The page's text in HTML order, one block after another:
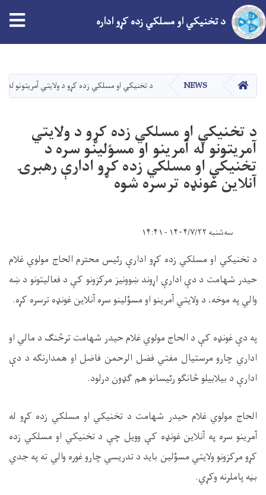
دانګل
د تخنیکي او مسلکي زده کړو اداره
کور NEWS د تخنیکي او مسلکي زده کړو د ولایتي آمریتونو
د تخنیکي او مسلکي زده کړو د ولایتي
آمریتونو له آمرینو او مسؤلینو سره د
تخنیکي او مسلکي زده کړو ادارې رهبرۍ
آنلاین غونډه ترسره شوه
سه‌شنبه ۱۴۰۴/۷/۲۲ - ۱۴:۴۱
د تخنیکي او مسلکي زده کړو ادارې رئیس محترم الحاج مولوي غلام
حیدر شهامت د دې ادارې اړوند ښوونیز مرکزونو کې د فعالیتونو د ښه
والي په موخه، د ولایتي آمرینو او مسؤلینو سره آنلاین غونډه ترسره کړه.
په دې غونډه کې د الحاج مولوي غلام حیدر شهامت ترڅنګ د مالي او
اداري چارو مرستیال مفتي فضل الرحمن فاضل او همدارنګه د دې
ادارې د بیلابیلو څانګو رئیسانو هم ګډون درلود.
الحاج مولوي غلام حیدر شهامت د تخنیکي او مسلکي زده کړو له
آمرینو سره په آنلاین غونډه کې وویل چې د تخنیکي او مسلکي زده
کړو مرکزونو ولایتي مسؤلین باید د تدریسي چارو غوره والي ته په جدي
بڼه پاملرنه وکړي.